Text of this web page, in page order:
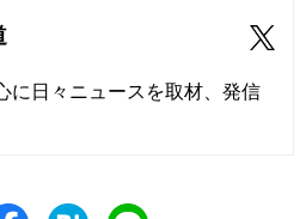
に日々ニュースを取材、発信